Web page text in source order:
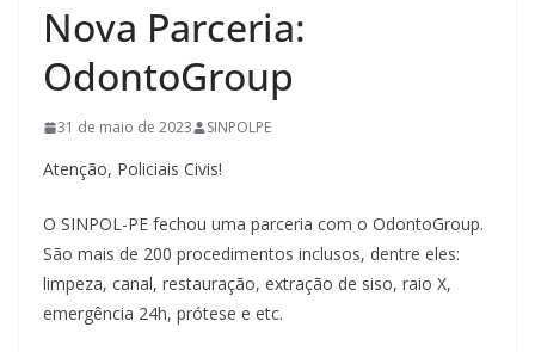
Nova Parceria:
OdontoGroup
31 de maio de 2023 SINPOLPE
Atenção, Policiais Civis!
O SINPOL-PE fechou uma parceria com o OdontoGroup.
São mais de 200 procedimentos inclusos, dentre eles:
limpeza, canal, restauração, extração de siso, raio X,
emergência 24h, prótese e etc.